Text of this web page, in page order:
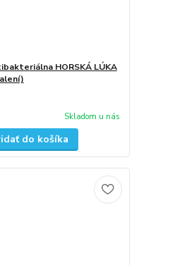
HORSKÁ LÚKA
Skladom u nás
do košíka